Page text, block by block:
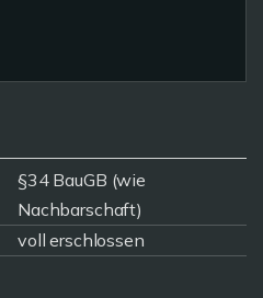
§34 BauGB (wie
Nachbarschaft)
voll erschlossen